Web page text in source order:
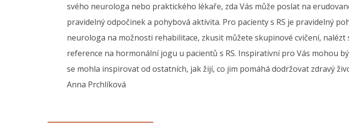
svého neurologa nebo praktického lékaře, zda Vás může poslat na
pravidelný odpočinek a pohybová aktivita. Pro pacienty s RS je pravidelný
neurologa na možnosti rehabilitace, zkusit můžete skupinové cvičení,
reference na hormonální jogu u pacientů s RS. Inspirativní pro Vás mohou
se mohla inspirovat od ostatních, jak žijí, co jim pomáhá dodržovat zdravý
Anna Prchlíková